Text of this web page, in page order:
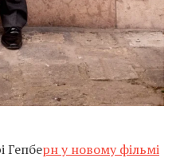
Гепберн у новому фільмі